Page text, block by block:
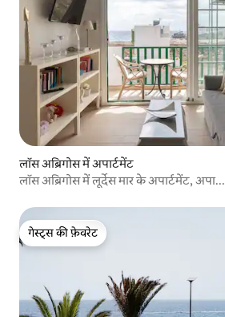
लॉस अब्रिगोस में अपार्टमेंट
लॉस अब्रिगोस में लूर्देस मार के अपार्टमेंट, अपा...
गेस्ट्स की फ़ेवरेट
गेस्ट्स की फ़ेवरेट